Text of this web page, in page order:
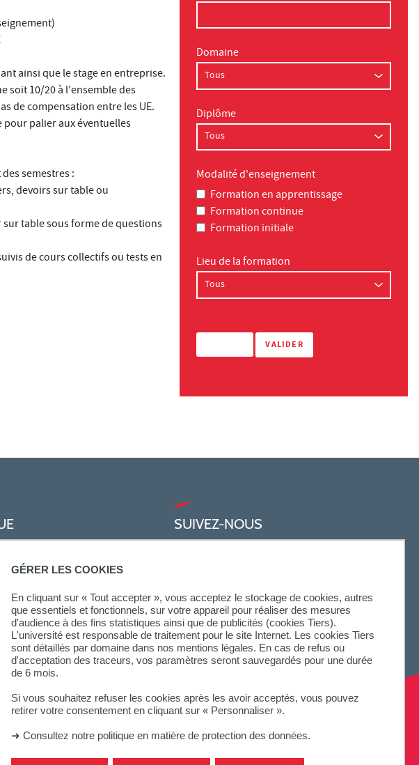
GÉRER LES COOKIES
En cliquant sur « Tout accepter », vous acceptez le stockage de cookies, autres
que essentiels et fonctionnels, sur votre appareil pour réaliser des mesures
d'audience à des fins statistiques ainsi que de publicités (cookies Tiers).
L'université est responsable de traitement pour le site Internet. Les cookies Tiers
sont détaillés par domaine dans nos mentions légales. En cas de refus ou
d'acceptation des traceurs, vos paramètres seront sauvegardés pour une durée
de 6 mois.
Si vous souhaitez refuser les cookies après les avoir acceptés, vous pouvez
retirer votre consentement en cliquant sur « Personnaliser ».
➜ Consultez notre politique en matière de protection des données.
ainsi que le stage en entreprise.
soit 10/20 à l'ensemble des
de compensation entre les UE.
pour palier aux éventuelles
semestres :
devoirs sur table ou
table sous forme de questions
de cours collectifs ou tests en
Domaine
Diplôme
Modalité d'enseignement
Formation en apprentissage
Formation continue
Formation initiale
Lieu de la formation
en ligne
en ligne)
personnels
étudiante
une formation
SUIVEZ-NOUS